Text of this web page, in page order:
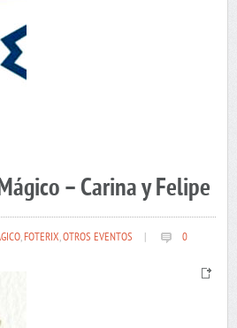
– Carina y Felipe
,FOTERIX,OTROS EVENTOS 0